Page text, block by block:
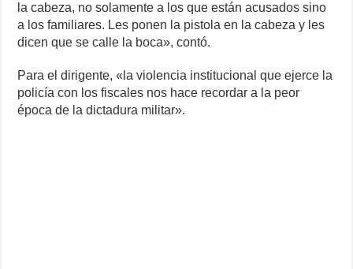
la cabeza, no solamente a los que están acusados sino
a los familiares. Les ponen la pistola en la cabeza y les
dicen que se calle la boca», contó.
Para el dirigente, «la violencia institucional que ejerce la
policía con los fiscales nos hace recordar a la peor
época de la dictadura militar».